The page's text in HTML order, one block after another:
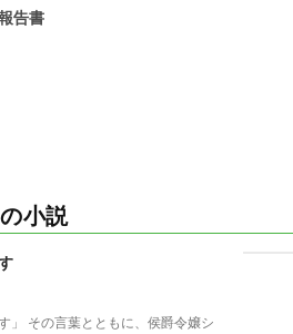
告書
小説
令嬢シ